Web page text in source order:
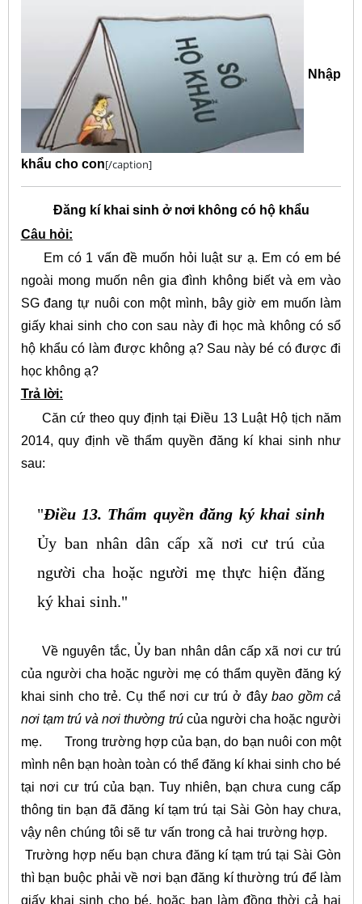
Nhập
khẩu cho con[/caption]
Đăng kí khai sinh ở nơi không có hộ khẩu
Câu hỏi:
Em có 1 vấn đề muốn hỏi luật sư ạ. Em có em bé
ngoài mong muốn nên gia đình không biết và em vào
SG đang tự nuôi con một mình, bây giờ em muốn làm
giấy khai sinh cho con sau này đi học mà không có sổ
hộ khẩu có làm được không ạ? Sau này bé có được đi
học không ạ?
Trả lời:
Căn cứ theo quy định tại Điều 13 Luật Hộ tịch năm
2014, quy định về thẩm quyền đăng kí khai sinh như
sau:
"Điều 13. Thẩm quyền đăng ký khai sinh
Ủy ban nhân dân cấp xã nơi cư trú của
người cha hoặc người mẹ thực hiện đăng
ký khai sinh."
Về nguyên tắc, Ủy ban nhân dân cấp xã nơi cư trú
của người cha hoặc người mẹ có thẩm quyền đăng ký
khai sinh cho trẻ. Cụ thể nơi cư trú ở đâybao gồm cả
nơi tạm trú và nơi thường trúcủa người cha hoặc người
mẹ.
Trong trường hợp của bạn, do bạn nuôi con một
mình nên bạn hoàn toàn có thể đăng kí khai sinh cho bé
tại nơi cư trú của bạn. Tuy nhiên, bạn chưa cung cấp
thông tin bạn đã đăng kí tạm trú tại Sài Gòn hay chưa,
vậy nên chúng tôi sẽ tư vấn trong cả hai trường hợp.
Trường hợp nếu bạn chưa đăng kí tạm trú tại Sài Gòn
thì bạn buộc phải về nơi bạn đăng kí thường trú để làm
giấy khai sinh cho bé, hoặc bạn làm đồng thời cả hai